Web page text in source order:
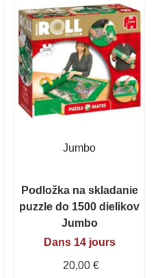
Jumbo
Podložka na skladanie
puzzle do 1500 dielikov
Jumbo
Dans 14 jours
20,00 €